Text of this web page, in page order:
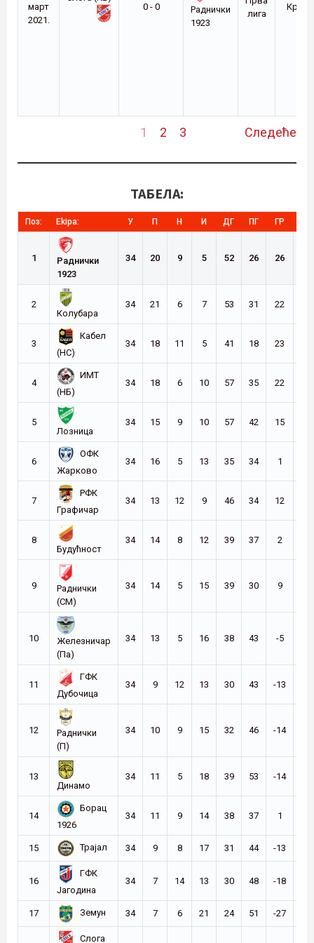
март
2021.
0 - 0
Раднички
1923
лига
1 2 3 Следеће
ТАБЕЛА:
Поз: Ekipa: У П Н И ДГ ПГ ГР
1
Раднички
1923
34 20 9 5 52 26 26
2
Колубара
34 21 6 7 53 31 22
3
Кабел
(НС)
34 18 11 5 41 18 23
4
ИМТ
(НБ)
34 18 6 10 57 35 22
5
Лозница
34 15 9 10 57 42 15
6
ОФК
Жарково
34 16 5 13 35 34 1
7
РФК
Графичар
34 13 12 9 46 34 12
8
Будућност
34 14 8 12 39 37 2
9
Раднички
(СМ)
34 14 5 15 39 30 9
10
Железничар
(Па)
34 13 5 16 38 43 -5
11
ГФК
Дубочица
34 9 12 13 30 43 -13
12
Раднички
(П)
34 10 9 15 32 46 -14
13
Динамо
34 11 5 18 39 53 -14
14
Борац
1926
34 11 9 14 38 37 1
15 Трајал 34 9 8 17 31 44 -13
16
ГФК
Јагодина
34 7 14 13 30 48 -18
17 Земун 34 7 6 21 24 51 -27
Слога